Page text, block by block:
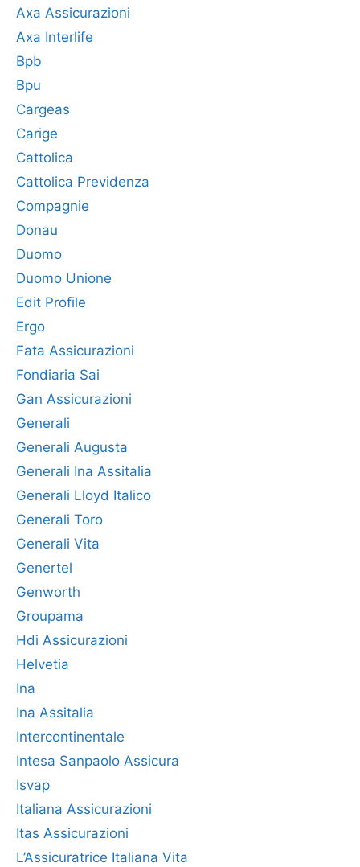
Axa Assicurazioni
Axa Interlife
Bpb
Bpu
Cargeas
Carige
Cattolica
Cattolica Previdenza
Compagnie
Donau
Duomo
Duomo Unione
Edit Profile
Ergo
Fata Assicurazioni
Fondiaria Sai
Gan Assicurazioni
Generali
Generali Augusta
Generali Ina Assitalia
Generali Lloyd Italico
Generali Toro
Generali Vita
Genertel
Genworth
Groupama
Hdi Assicurazioni
Helvetia
Ina
Ina Assitalia
Intercontinentale
Intesa Sanpaolo Assicura
Isvap
Italiana Assicurazioni
Itas Assicurazioni
L’Assicuratrice Italiana Vita